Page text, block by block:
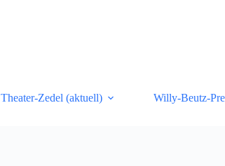
Theater-Zedel (aktuell) Willy-Beutz-